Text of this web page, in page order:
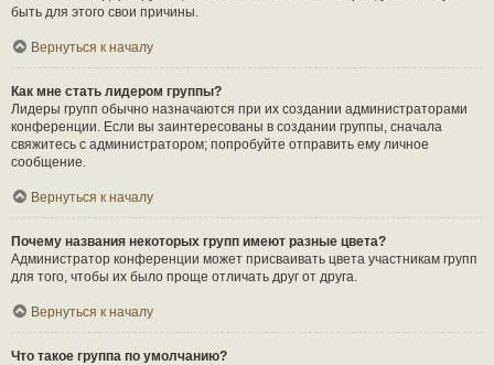
быть для этого свои причины.
Вернуться к началу
Как мне стать лидером группы?
Лидеры групп обычно назначаются при их создании администраторами
конференции. Если вы заинтересованы в создании группы, сначала
свяжитесь с администратором; попробуйте отправить ему личное
сообщение.
Вернуться к началу
Почему названия некоторых групп имеют разные цвета?
Администратор конференции может присваивать цвета участникам групп
для того, чтобы их было проще отличать друг от друга.
Вернуться к началу
Что такое группа по умолчанию?